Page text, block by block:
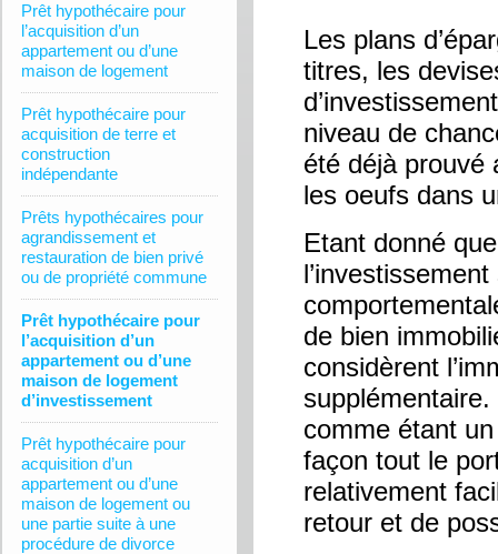
Prêt hypothécaire pour
l’acquisition d’un
appartement ou d’une
maison de logement
Prêt hypothécaire pour
acquisition de terre et
construction
indépendante
Prêts hypothécaires pour
agrandissement et
restauration de bien privé
ou de propriété commune
Prêt hypothécaire pour
l’acquisition d’un
appartement ou d’une
maison de logement
d’investissement
Prêt hypothécaire pour
acquisition d’un
appartement ou d’une
maison de logement ou
une partie suite à une
procédure de divorce
Les plans
titres, les
niveau de
été déjà prouvé
les oeufs dans
Etant donné
de bien
considèrent
supplémentaire.
comme étant
façon tout le
relativement
retour et de